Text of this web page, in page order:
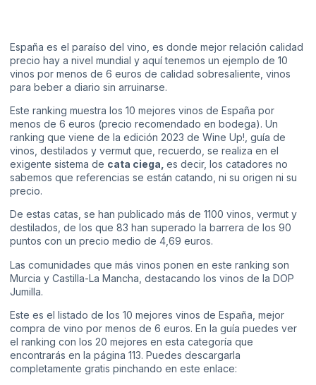
España es el paraíso del vino, es donde mejor relación calidad
precio hay a nivel mundial y aquí tenemos un ejemplo de 10
vinos por menos de 6 euros de calidad sobresaliente, vinos
para beber a diario sin arruinarse.
Este ranking muestra los 10 mejores vinos de España por
menos de 6 euros (precio recomendado en bodega). Un
ranking que viene de la edición 2023 de Wine Up!, guía de
vinos, destilados y vermut que, recuerdo, se realiza en el
exigente sistema de cata ciega, es decir, los catadores no
sabemos que referencias se están catando, ni su origen ni su
precio.
De estas catas, se han publicado más de 1100 vinos, vermut y
destilados, de los que 83 han superado la barrera de los 90
puntos con un precio medio de 4,69 euros.
Las comunidades que más vinos ponen en este ranking son
Murcia y Castilla-La Mancha, destacando los vinos de la DOP
Jumilla.
Este es el listado de los 10 mejores vinos de España, mejor
compra de vino por menos de 6 euros. En la guía puedes ver
el ranking con los 20 mejores en esta categoría que
encontrarás en la página 113. Puedes descargarla
completamente gratis pinchando en este enlace: